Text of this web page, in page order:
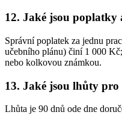
12. Jaké jsou
Správní poplatek za jednu
učebního plánu) činí 1 000
nebo kolkovou známkou.
13. Jaké jsou lhůty
Lhůta je 90 dnů ode dne